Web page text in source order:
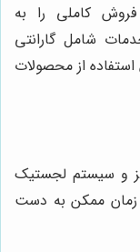
کاملی را به
شامل گارانتی
از محصولات
و سیستم لجستیک
زمان ممکن به دست